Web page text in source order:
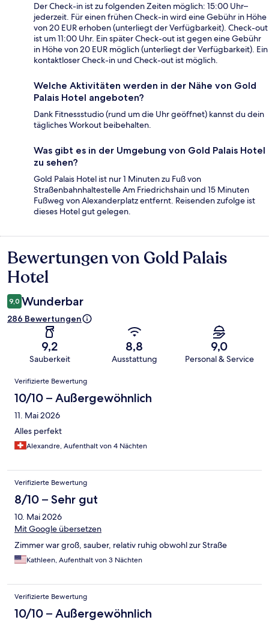
Der Check-in ist zu folgenden Zeiten möglich: 15:00 Uhr–
jederzeit. Für einen frühen Check-in wird eine Gebühr in Höhe
von 20 EUR erhoben (unterliegt der Verfügbarkeit). Check-out
ist um 11:00 Uhr. Ein später Check-out ist gegen eine Gebühr
in Höhe von 20 EUR möglich (unterliegt der Verfügbarkeit). Ein
kontaktloser Check-in und Check-out ist möglich.
Welche Aktivitäten werden in der Nähe von Gold
Palais Hotel angeboten?
Dank Fitnessstudio (rund um die Uhr geöffnet) kannst du dein
tägliches Workout beibehalten.
Was gibt es in der Umgebung von Gold Palais Hotel
zu sehen?
Gold Palais Hotel ist nur 1 Minuten zu Fuß von
Straßenbahnhaltestelle Am Friedrichshain und 15 Minuten
Fußweg von Alexanderplatz entfernt. Reisenden zufolge ist
dieses Hotel gut gelegen.
Bewertungen
Bewertungen von Gold Palais
Hotel
9,0 Wunderbar
286 Bewertungen
9,2
Sauberkeit
8,8
Ausstattung
9,0
Personal & Service
Bewertungen
Verifizierte Bewertung
10/10 – Außergewöhnlich
11. Mai 2026
Alles perfekt
Alexandre, Aufenthalt von 4 Nächten
Verifizierte Bewertung
8/10 – Sehr gut
10. Mai 2026
Mit Google übersetzen
Zimmer war groß, sauber, relativ ruhig obwohl zur Straße
Kathleen, Aufenthalt von 3 Nächten
Verifizierte Bewertung
10/10 – Außergewöhnlich